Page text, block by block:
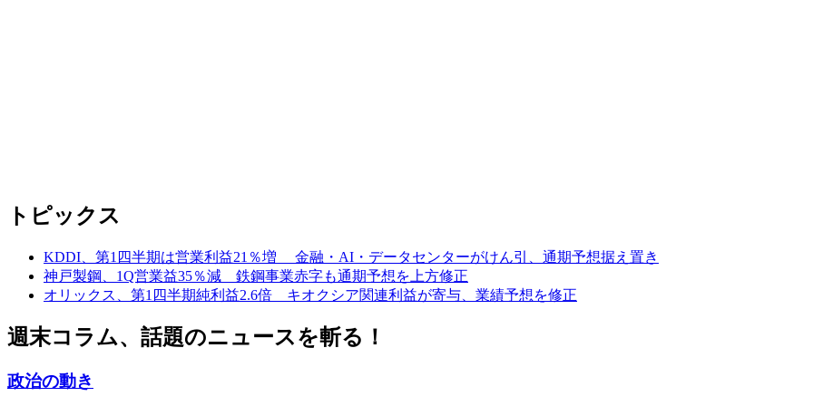
トピックス
KDDI、第1四半期は営業利益21％増 金融・AI・データセンターがけん引、通期予想据え置き
神戸製鋼、1Q営業益35％減 鉄鋼事業赤字も通期予想を上方修正
オリックス、第1四半期純利益2.6倍 キオクシア関連利益が寄与、業績予想を修正
週末コラム、話題のニュースを斬る！
政治の動き